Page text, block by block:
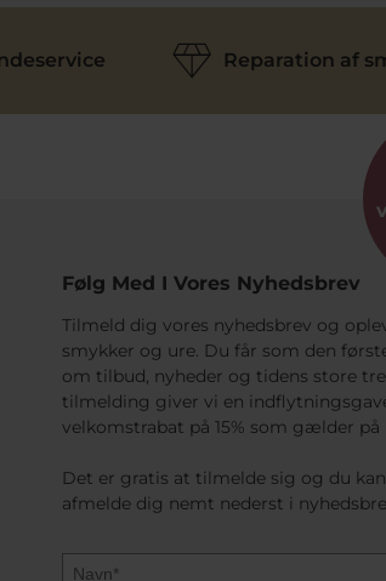
Reparation af
Følg Med I Vores Nyhedsbrev
Tilmeld dig vores nyhedsbrev og
smykker og ure. Du får som den
om tilbud, nyheder og tidens store
tilmelding giver vi en
velkomstrabat på 15% som gælder
Det er gratis at tilmelde sig og du
afmelde dig nemt nederst i